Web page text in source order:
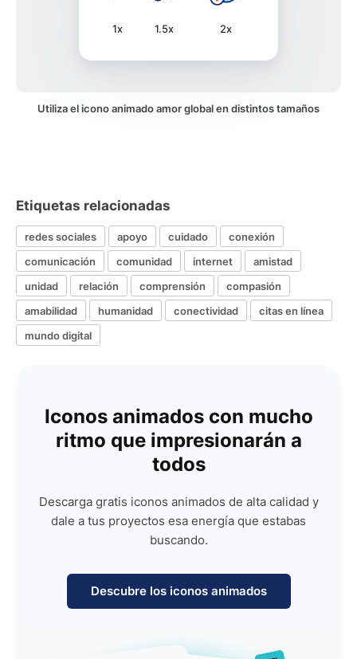
1x 1.5x 2x
Utiliza el icono animado amor global en distintos tamaños
Etiquetas relacionadas
redes sociales apoyo cuidado
conexión
comunicación
comunidad internet
amistad
unidad
relación comprensión
compasión
amabilidad
humanidad conectividad
citas en línea
mundo digital
Iconos animados con mucho
ritmo que impresionarán a
todos
Descarga gratis iconos animados de alta calidad y
dale a tus proyectos esa energía que estabas
buscando.
Descubre los iconos animados